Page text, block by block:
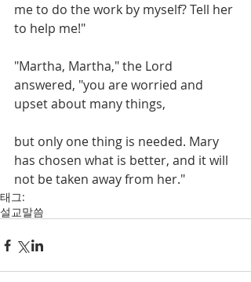
me to do the work by myself? Tell her
to help me!"
"Martha, Martha," the Lord
answered, "you are worried and
upset about many things,
but only one thing is needed. Mary
has chosen what is better, and it will
not be taken away from her."
태그:
설교말씀